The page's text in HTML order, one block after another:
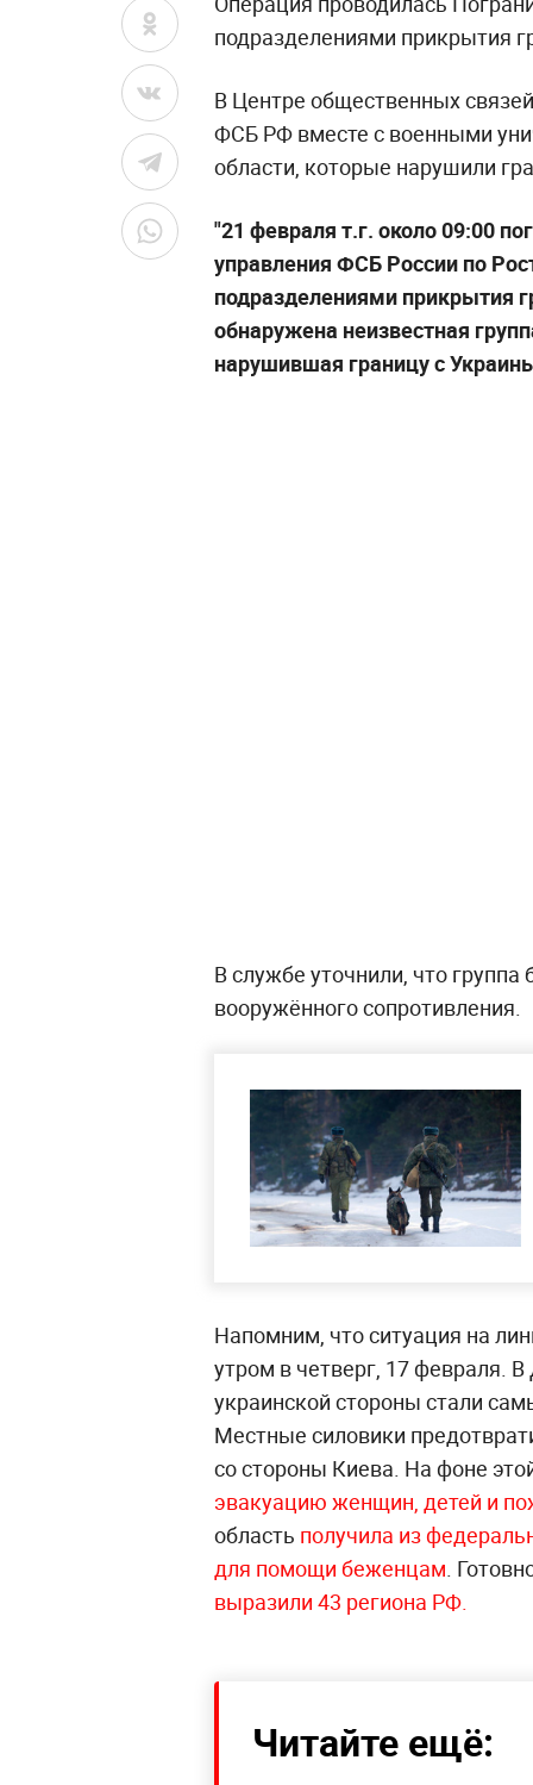
подразделениями прикрытия
В Центре общественных
ФСБ РФ вместе с военными
области, которые нарушили
"21 февраля т.г. около 09:00
управления ФСБ России по
подразделениями прикрытия
обнаружена неизвестная
нарушившая границу с
В службе уточнили, что
вооружённого сопротивления.
Напомним, что ситуация на
утром в четверг, 17 февраля.
украинской стороны стали
Местные силовики
со стороны Киева. На фоне
эвакуацию женщин, детей и
область получила из
для помощи беженцам.
выразили 43 региона РФ.
Читайте ещё: